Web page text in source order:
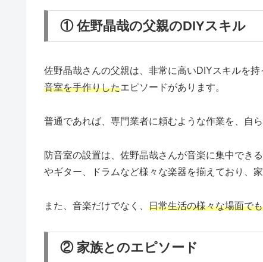
① 佐野晶哉の父親のDIYスキル
佐野晶哉さんの父親は、非常に高いDIYスキルを持
音室を手作りしたエピソードがあります。
普通であれば、専門業者に頼むような作業を、自
防音室の設置は、佐野晶哉さんが音楽に集中でき
やギター、ドラムなど様々な楽器を揃えており、
また、音楽だけでなく、 日常生活の様々な場面で
② 家族とのエピソード